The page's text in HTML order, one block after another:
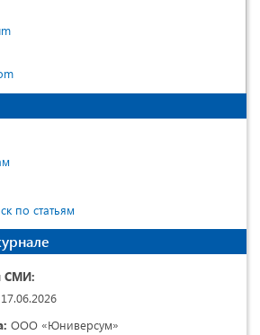
по статьям
СМИ:
ООО «Юниверсум»